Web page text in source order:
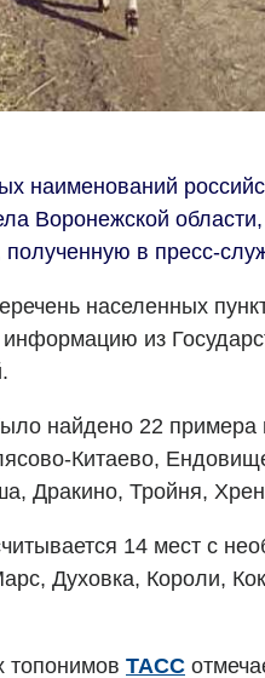
наименований
Воронежской
в пресс-
населенных
из
найдено 22 примера
Китаево,
Дракино, Тройня,
14 мест с
Духовка, Короли,
топонимов ТАСС